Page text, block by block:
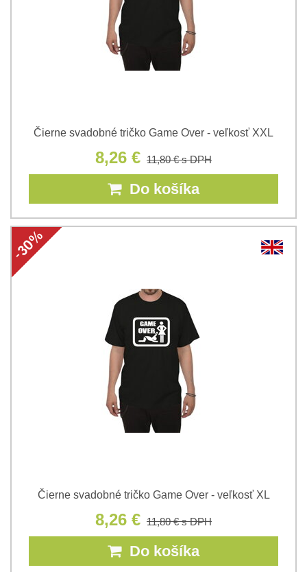
Čierne svadobné tričko Game Over - veľkosť XXL
8,26 € 11,80 €s DPH
Do košíka
Čierne svadobné tričko Game Over - veľkosť XL
8,26 € 11,80 €s DPH
Do košíka